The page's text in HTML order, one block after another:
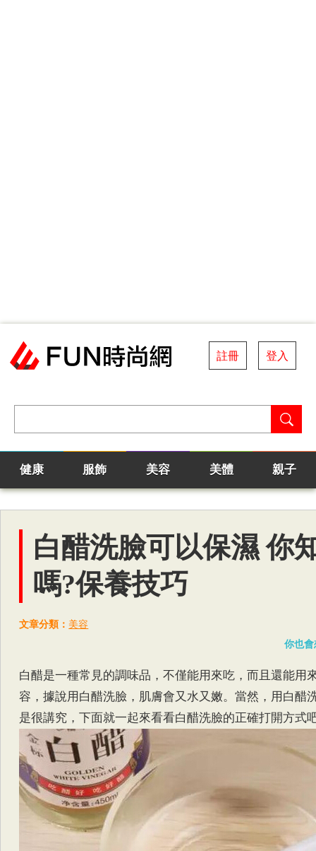
註冊 登入
健康 服飾 美容 美體 親子
白醋洗臉可以保濕 你
嗎?保養技巧
文章分類： 美容
你也會
白醋是一種常見的調味品，不僅能用來吃，而且還能用
容，據說用白醋洗臉，肌膚會又水又嫩。當然，用白醋
是很講究，下面就一起來看看白醋洗臉的正確打開方式